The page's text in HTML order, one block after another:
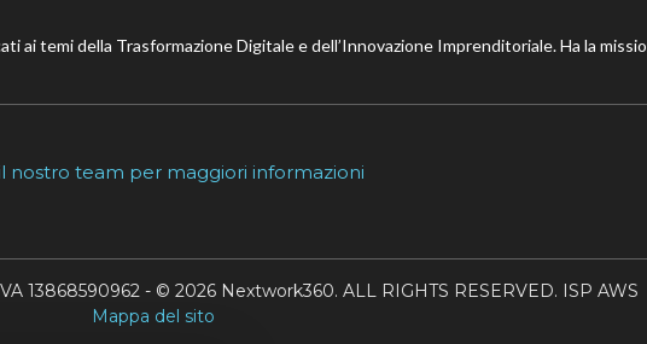
ai temi della Trasformazione Digitale e dell’Innovazione Imprenditoriale. Ha la
nostro team per maggiori informazioni
13868590962 - © 2026 Nextwork360. ALL RIGHTS RESERVED. ISP AWS
Mappa del sito